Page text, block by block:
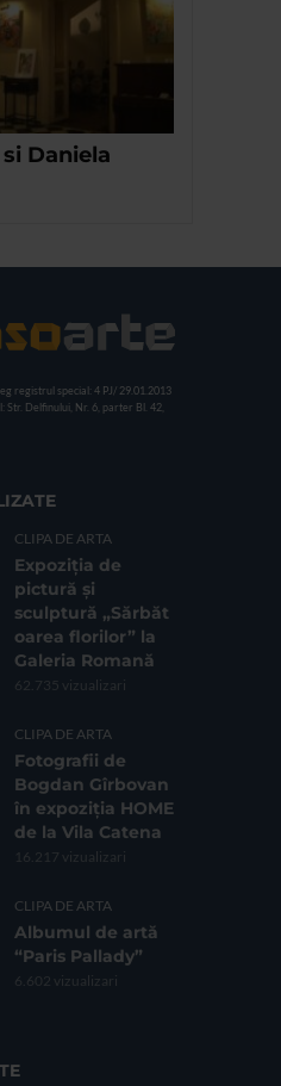
Daniela
registrul special: 4 PJ/ 29.01.2013
Str. Delfinului, Nr. 6, parter Bl. 42,
CLIPA DE ARTA
Expoziția de
pictură și
sculptură „Sărbăt
oarea florilor” la
Galeria Romană
62.735 vizualizari
CLIPA DE ARTA
Fotografii de
Bogdan Gîrbovan
în expoziția HOME
de la Vila Catena
16.217 vizualizari
CLIPA DE ARTA
Albumul de artă
“Paris Pallady”
6.602 vizualizari